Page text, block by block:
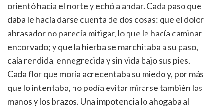
orientó hacia el norte y echó a andar. Cada paso que
daba le hacía darse cuenta de dos cosas: que el dolor
abrasador no parecía mitigar, lo que le hacía caminar
encorvado; y que la hierba se marchitaba a su paso,
caía rendida, ennegrecida y sin vida bajo sus pies.
Cada flor que moría acrecentaba su miedo y, por más
que lo intentaba, no podía evitar mirarse también las
manos y los brazos. Una impotencia lo ahogaba al